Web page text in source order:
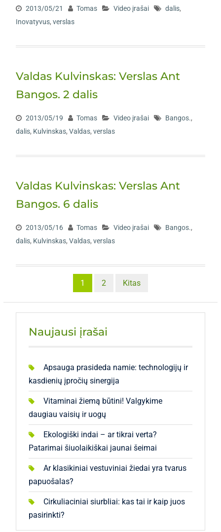
2013/05/21 Tomas Video įrašai dalis,
Inovatyvus, verslas
Valdas Kulvinskas: Verslas Ant
Bangos. 2 dalis
2013/05/19 Tomas Video įrašai Bangos.,
dalis, Kulvinskas, Valdas, verslas
Valdas Kulvinskas: Verslas Ant
Bangos. 6 dalis
2013/05/16 Tomas Video įrašai Bangos.,
dalis, Kulvinskas, Valdas, verslas
pagination
1 2 Kitas
Naujausi įrašai
Apsauga prasideda namie: technologijų ir
kasdienių įpročių sinergija
Vitaminai žiemą būtini! Valgykime
daugiau vaisių ir uogų
Ekologiški indai – ar tikrai verta?
Patarimai šiuolaikiškai jaunai šeimai
Ar klasikiniai vestuviniai žiedai yra tvarus
papuošalas?
Cirkuliaciniai siurbliai: kas tai ir kaip juos
pasirinkti?